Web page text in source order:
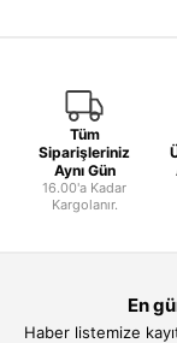
Tüm
Siparişleriniz
Aynı Gün
16.00'a Kadar
Kargolanır.
En
Haber listemize